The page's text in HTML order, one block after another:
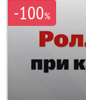
-100%